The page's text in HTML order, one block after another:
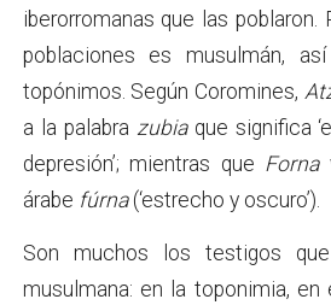
iberorromanas que las poblaron.
poblaciones es musulmán,
topónimos. Según Coromines,
a la palabra zubia que significa
depresión’; mientras que Forna
árabe fúrna (‘estrecho y oscuro’).
Son muchos los testigos
musulmana: en la toponimia, en